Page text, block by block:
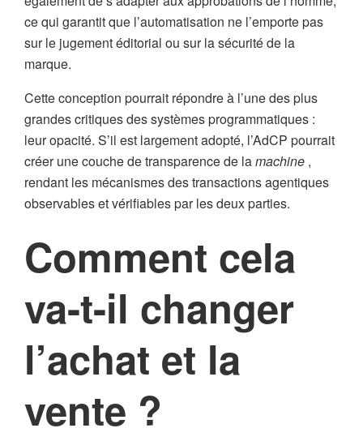
ce qui garantit que l’automatisation ne l’emporte pas
sur le jugement éditorial ou sur la sécurité de la
marque.
Cette conception pourrait répondre à l’une des plus
grandes critiques des systèmes programmatiques :
leur opacité. S’il est largement adopté, l’AdCP pourrait
créer une couche de transparence de lamachine ,
rendant les mécanismes des transactions agentiques
observables et vérifiables par les deux parties.
Comment cela
va-t-il changer
l’achat et la
vente ?